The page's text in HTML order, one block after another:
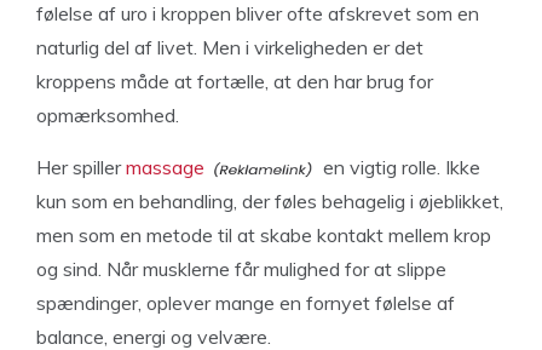
følelse af uro i kroppen bliver ofte afskrevet som en
naturlig del af livet. Men i virkeligheden er det
kroppens måde at fortælle, at den har brug for
opmærksomhed.
Her spillermassage
en vigtig rolle. Ikke
kun som en behandling, der føles behagelig i øjeblikket,
men som en metode til at skabe kontakt mellem krop
og sind. Når musklerne får mulighed for at slippe
spændinger, oplever mange en fornyet følelse af
balance, energi og velvære.